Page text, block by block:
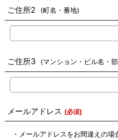
ご住所2 (町名・番地)
ご住所3 (マンション・ビル名・
メールアドレス [必須]
・メールアドレスをお間違えの場